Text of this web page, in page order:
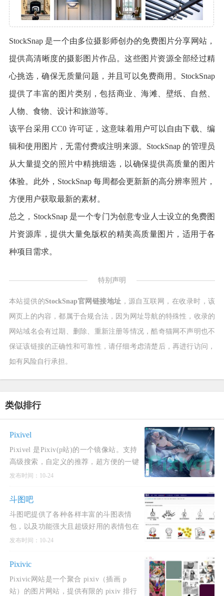
StockSnap 是一个由多位摄影师创办的免费图片分享网站，
提供高清晰度的摄影图片作品。这些图片资源全部经过精
心挑选，确保无质量问题，并且可以免费商用。StockSnap
提供了丰富的图片类别，包括商业、海滩、壁纸、自然、
人物、食物、设计和旅游等。
该平台采用 CC0 许可证，这意味着用户可以自由下载、编
辑和使用图片，无需付费或注明来源。StockSnap 的管理员
从大量提交的照片中精挑细选，以确保提供高质量的图片
体验。此外，StockSnap 每周都会更新新的高分辨率照片，
方便用户获取最新的素材。
总之，StockSnap 是一个专门为创意专业人士设立的免费图
片资源库，提供大量免版权的精美高质量图片，适用于各
种项目需求。
特别声明
本站提供的StockSnap官网链接地址 ，源自互联网，在收录时，该
网页上的内容，都属于合规合法，因为网址导航的特殊性，收录的
网站域名会有过期、删除、重新注册等情况，酷奇猫网不声明也不
保证该链接的正确性和可靠性，请仔细考虑清楚后，再进行访问，
如有风险自行承担。
类似排行
Pixivel
Pixivel 是Pixiv(p站)的一个镜像站。支持
高级搜索，自定义的推荐，超方便的一键
下载图片！还支持登录收藏和关注插画
奇猫网分享的Pixivel网站，可
发布时间：10-24
斗图吧
斗图吧提供了各种各样丰富的斗图表情
包，以及功能强大且超级好用的表情包在
线制作器和GIF动图制作工具，你可以在
包。斗图吧是一个专注于
发布时间：10-24
Pixivic
Pixivic网站是一个聚合 pixiv（插画 p
站）的图片网站，提供有限的 pixiv 排行